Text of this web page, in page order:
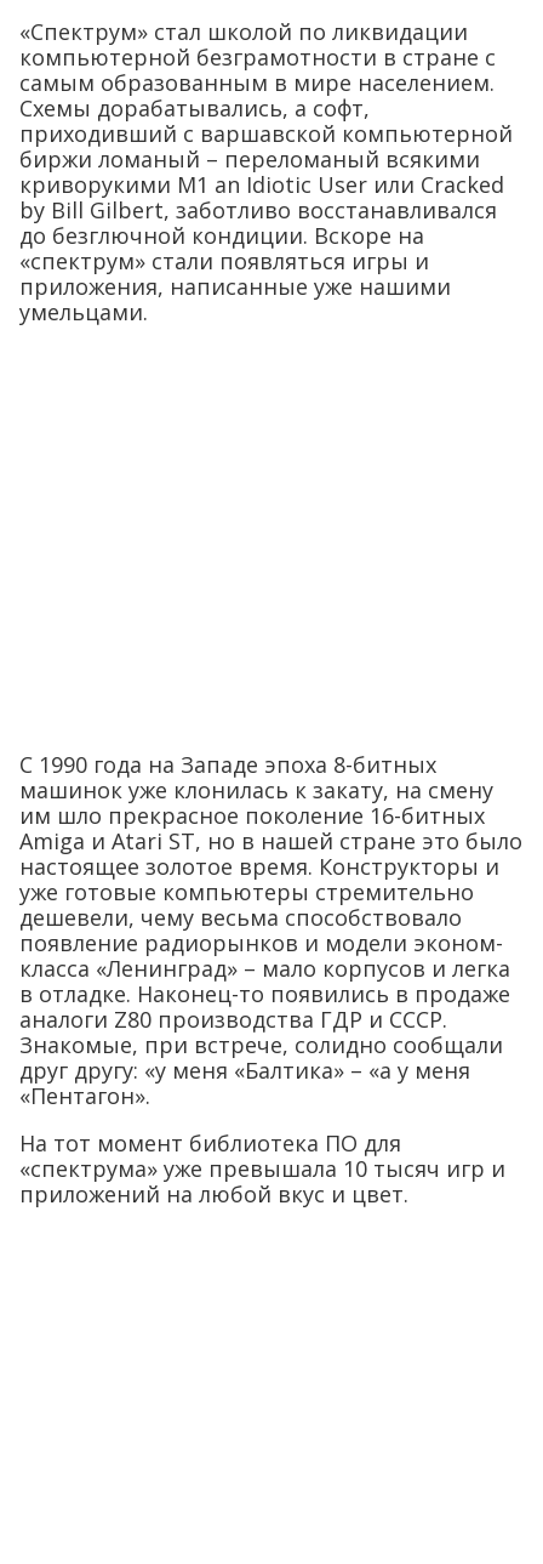
«Спектрум» стал школой по ликвидации
компьютерной безграмотности в стране с
самым образованным в мире населением.
Схемы дорабатывались, а софт,
приходивший с варшавской компьютерной
биржи ломаный – переломаный всякими
криворукими M1 an Idiotic User или Cracked
by Bill Gilbert, заботливо восстанавливался
до безглючной кондиции. Вскоре на
«спектрум» стали появляться игры и
приложения, написанные уже нашими
умельцами.
С 1990 года на Западе эпоха 8-битных
машинок уже клонилась к закату, на смену
им шло прекрасное поколение 16-битных
Amiga и Atari ST, но в нашей стране это было
настоящее золотое время. Конструкторы и
уже готовые компьютеры стремительно
дешевели, чему весьма способствовало
появление радиорынков и модели эконом-
класса «Ленинград» – мало корпусов и легка
в отладке. Наконец-то появились в продаже
аналоги Z80 производства ГДР и СССР.
Знакомые, при встрече, солидно сообщали
друг другу: «у меня «Балтика» – «а у меня
«Пентагон».
На тот момент библиотека ПО для
«спектрума» уже превышала 10 тысяч игр и
приложений на любой вкус и цвет.